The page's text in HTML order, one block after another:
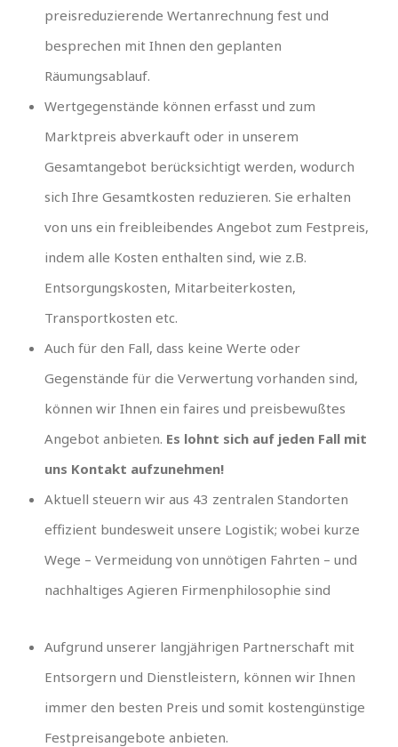
preisreduzierende Wertanrechnung fest und
besprechen mit Ihnen den geplanten
Räumungsablauf.
Wertgegenstände können erfasst und zum
Marktpreis abverkauft oder in unserem
Gesamtangebot berücksichtigt werden, wodurch
sich Ihre Gesamtkosten reduzieren. Sie erhalten
von uns ein freibleibendes Angebot zum Festpreis,
indem alle Kosten enthalten sind, wie z.B.
Entsorgungskosten, Mitarbeiterkosten,
Transportkosten etc.
Auch für den Fall, dass keine Werte oder
Gegenstände für die Verwertung vorhanden sind,
können wir Ihnen ein faires und preisbewußtes
Angebot anbieten. Es lohnt sich auf jeden Fall mit
uns Kontakt aufzunehmen!
Aktuell steuern wir aus 43 zentralen Standorten
effizient bundesweit unsere Logistik; wobei kurze
Wege – Vermeidung von unnötigen Fahrten – und
nachhaltiges Agieren Firmenphilosophie sind
Aufgrund unserer langjährigen Partnerschaft mit
Entsorgern und Dienstleistern, können wir Ihnen
immer den besten Preis und somit kostengünstige
Festpreisangebote anbieten.